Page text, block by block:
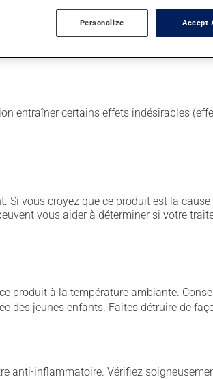
N'en utilisez pas plus, ni plus
le café, les mets épicés et l'alcool.
entraîner certains effets indésirables
Si vous croyez que ce produit est la
vous aider à déterminer si votre
produit à la température ambiante.
des jeunes enfants. Faites détruire de
anti-inflammatoire. Vérifiez
Personalize Accept